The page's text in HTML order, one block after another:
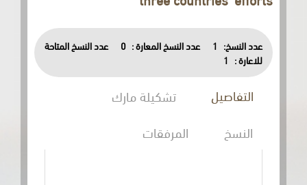
عدد النسخ: 1 عدد النسخ المعارة : 0
عدد النسخ المتاحة
للاعارة :
1
التفاصيل
تشكيلة مارك
المرفقات